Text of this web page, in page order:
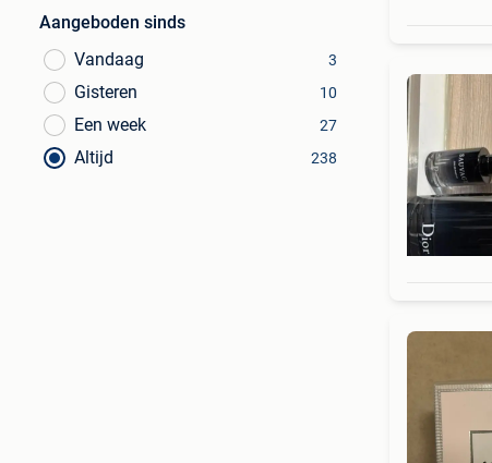
Aangeboden sinds
Vandaag
3
Gisteren 10
Een week 27
Altijd 238